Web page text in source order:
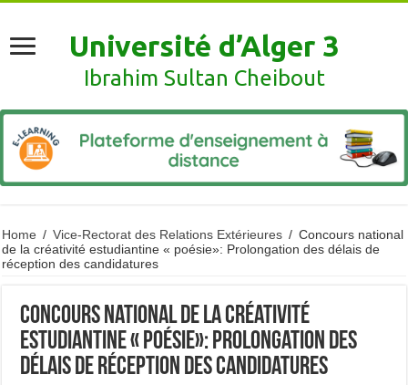
Université d’Alger 3
Ibrahim Sultan Cheibout
Home / Vice-Rectorat des Relations Extérieures / Concours national
de la créativité estudiantine « poésie»: Prolongation des délais de
réception des candidatures
Concours national de la créativité
estudiantine « poésie»: Prolongation des
délais de réception des candidatures